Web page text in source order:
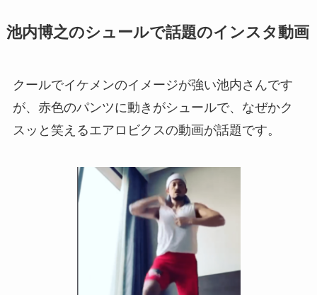
池内博之のシュールで話題のインスタ動画
クールでイケメンのイメージが強い池内さんです
が、赤色のパンツに動きがシュールで、なぜかク
スッと笑えるエアロビクスの動画が話題です。